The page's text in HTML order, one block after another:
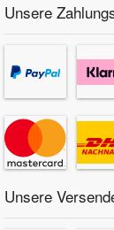
Unsere
Unsere